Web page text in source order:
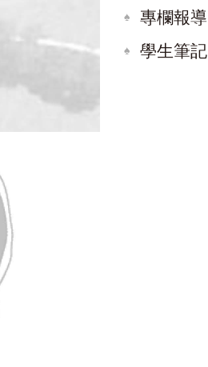
專欄報導
學生筆記